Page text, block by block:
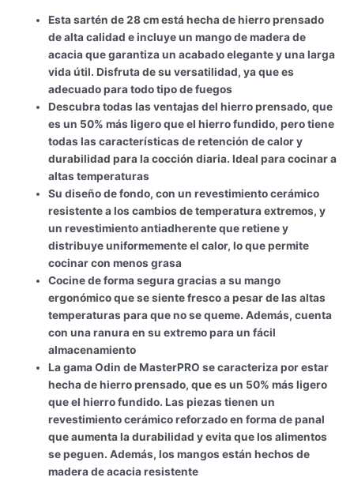
Esta sartén de 28 cm está hecha de hierro prensado
de alta calidad e incluye un mango de madera de
acacia que garantiza un acabado elegante y una larga
vida útil. Disfruta de su versatilidad, ya que es
adecuado para todo tipo de fuegos
Descubra todas las ventajas del hierro prensado, que
es un 50% más ligero que el hierro fundido, pero tiene
todas las características de retención de calor y
durabilidad para la cocción diaria. Ideal para cocinar a
altas temperaturas
Su diseño de fondo, con un revestimiento cerámico
resistente a los cambios de temperatura extremos, y
un revestimiento antiadherente que retiene y
distribuye uniformemente el calor, lo que permite
cocinar con menos grasa
Cocine de forma segura gracias a su mango
ergonómico que se siente fresco a pesar de las altas
temperaturas para que no se queme. Además, cuenta
con una ranura en su extremo para un fácil
almacenamiento
La gama Odin de MasterPRO se caracteriza por estar
hecha de hierro prensado, que es un 50% más ligero
que el hierro fundido. Las piezas tienen un
revestimiento cerámico reforzado en forma de panal
que aumenta la durabilidad y evita que los alimentos
se peguen. Además, los mangos están hechos de
madera de acacia resistente